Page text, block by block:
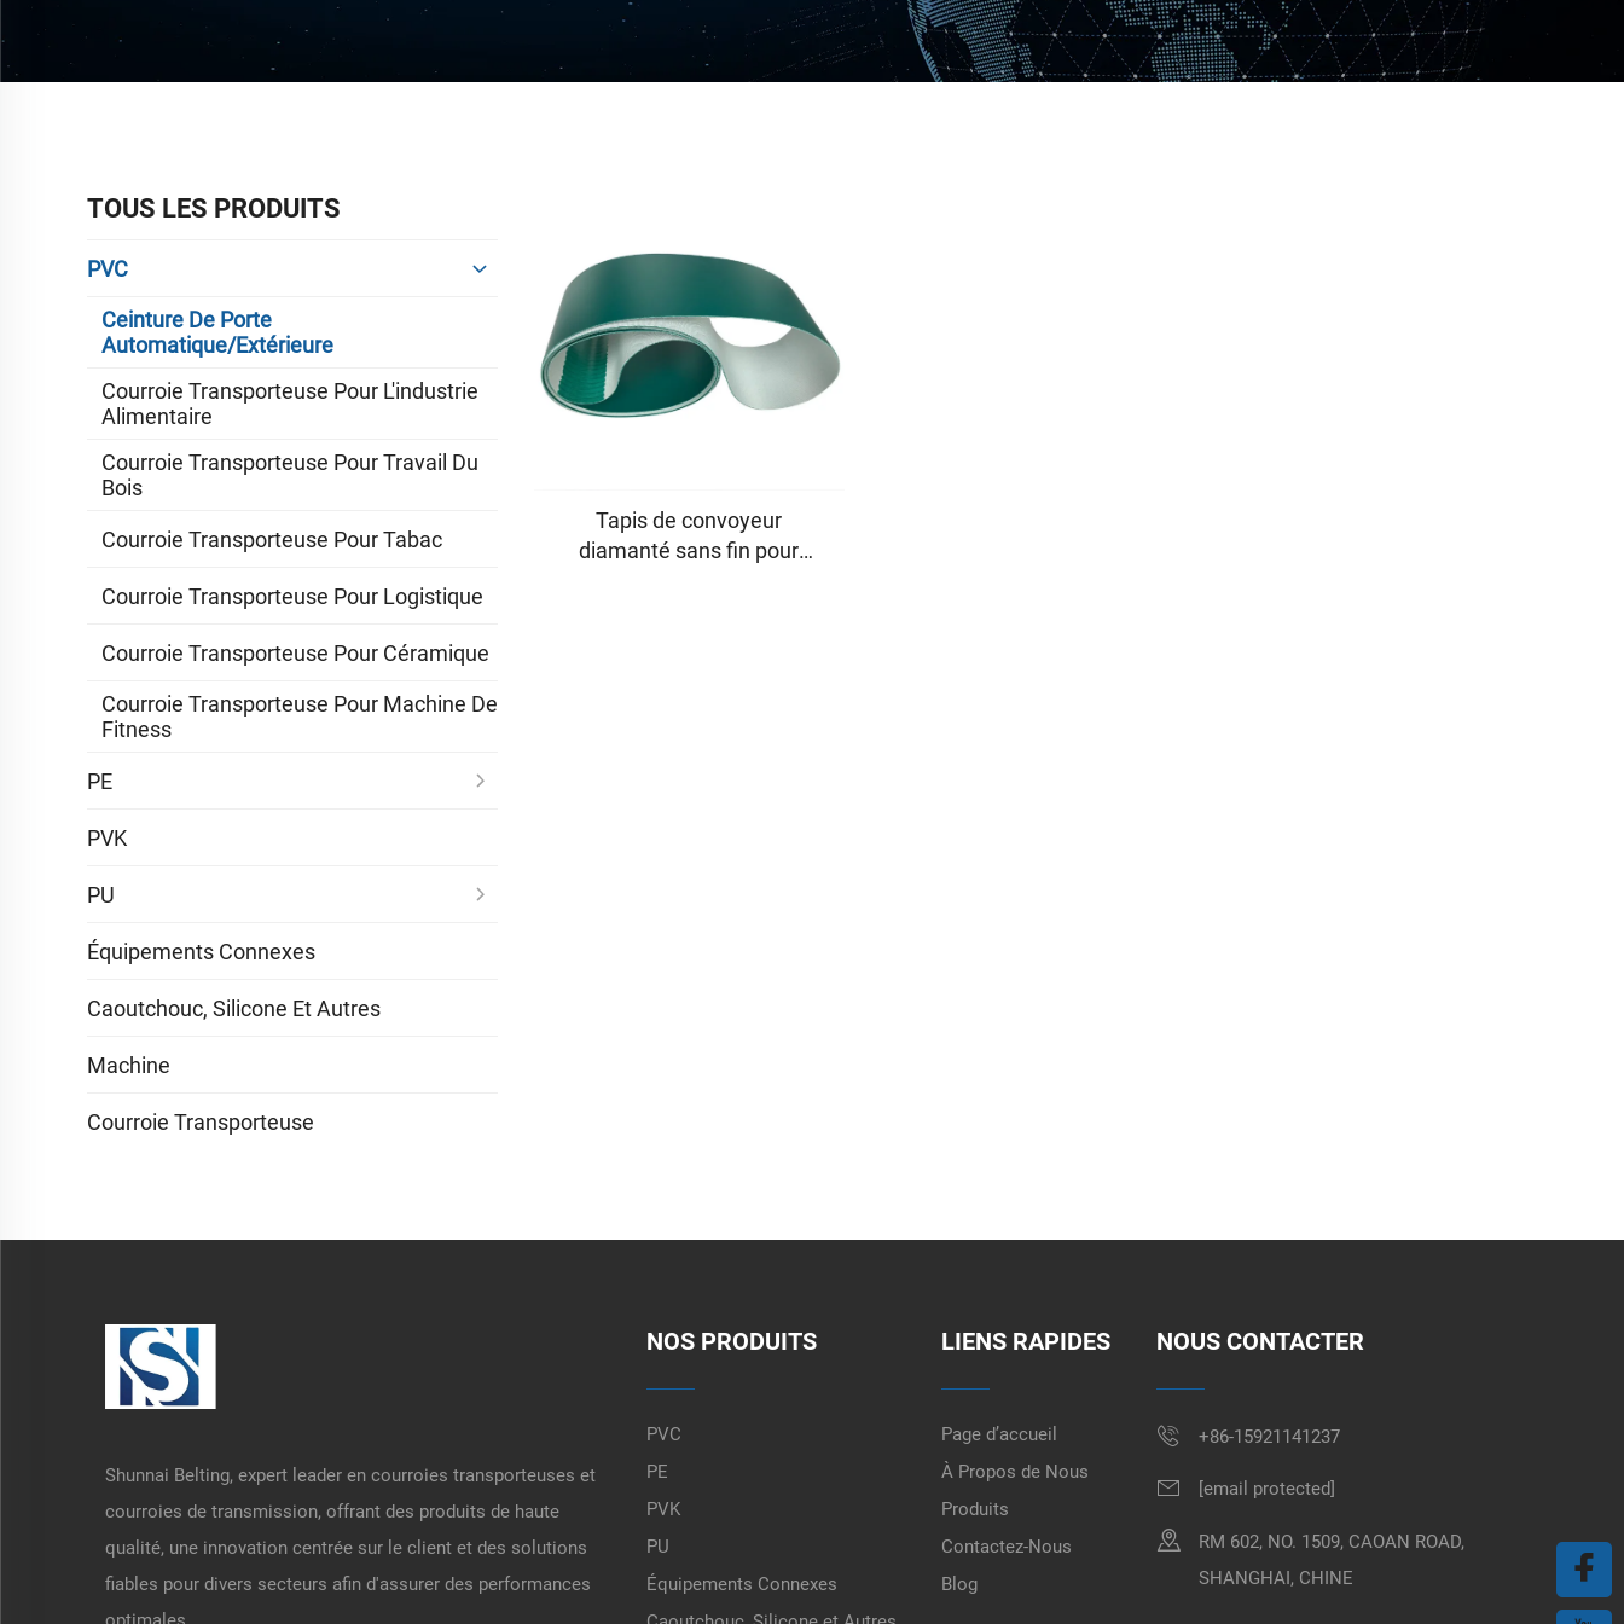
TOUS LES PRODUITS
PVC
Ceinture De Porte
Automatique/extérieure
Courroie Transporteuse Pour L'industrie
Alimentaire
Courroie Transporteuse Pour Travail Du
Bois
Courroie Transporteuse Pour Tabac
Courroie Transporteuse Pour Logistique
Courroie Transporteuse Pour Céramique
Courroie Transporteuse Pour Machine De
Fitness
PE
PVK
PU
Équipements Connexes
Caoutchouc, Silicone Et Autres
Machine
Courroie Transporteuse
Tapis de convoyeur
diamanté sans fin pour
Shunnai Belting, expert leader en courroies transporteuses et
courroies de transmission, offrant des produits de haute
qualité, une innovation centrée sur le client et des solutions
fiables pour divers secteurs afin d'assurer des performances
NOS PRODUITS
PVC
PE
PVK
PU
Équipements Connexes
LIENS RAPIDES
Page d’accueil
À Propos de Nous
Produits
Contactez-Nous
Blog
NOUS CONTACTER
+86-15921141237
[email protected]
RM 602, NO. 1509, CAOAN ROAD,
SHANGHAI, CHINE